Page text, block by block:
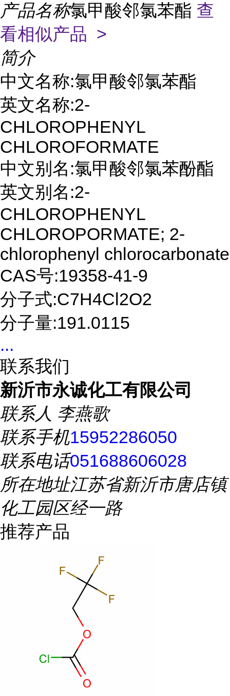
产品名称氯甲酸邻氯苯酯 查
看相似产品 >
简介
中文名称:氯甲酸邻氯苯酯
英文名称:2-
CHLOROPHENYL
CHLOROFORMATE
中文别名:氯甲酸邻氯苯酚酯
英文别名:2-
CHLOROPHENYL
CHLOROPORMATE; 2-
chlorophenyl chlorocarbonate
CAS号:19358-41-9
分子式:C7H4Cl2O2
分子量:191.0115
...
联系我们
新沂市永诚化工有限公司
联系人 李燕歌
联系手机15952286050
联系电话051688606028
所在地址江苏省新沂市唐店镇
化工园区经一路
推荐产品